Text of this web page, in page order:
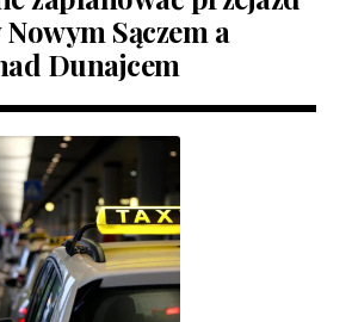
Sączem a
Dunajcem